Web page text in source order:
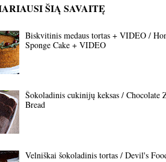
ŠIĄ SAVAITĘ
Biskvitinis medaus tortas + VIDEO /
Sponge Cake + VIDEO
Šokoladinis cukinijų keksas / Chocolate
Bread
Velniškai šokoladinis tortas / Devil's